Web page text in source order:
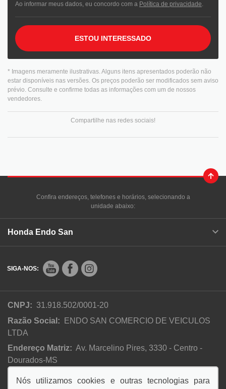
Ao informar meus dados, eu concordo com a Política de privacidade.
ESTOU INTERESSADO
* Imagens meramente ilustrativas. Alguns itens apresentados poderão não
estar disponíveis nas versões. Os preços poderão ser modificados sem aviso
prévio. Consulte e confirme todas as informações com um de nossos
vendedores.
Compartilhe nas redes sociais!
Confira endereços, telefones e horários, selecionando a
unidade abaixo:
Honda Endo San
SIGA-NOS:
CNPJ: 31.918.502/0001-20
Razão Social:
ENDO SAN COMERCIO DE VEICULOS
LTDA
Endereço Matriz: Av. Marcelino Pires, 3330 - Centro -
Dourados-MS
Nós utilizamos cookies e outras tecnologias para